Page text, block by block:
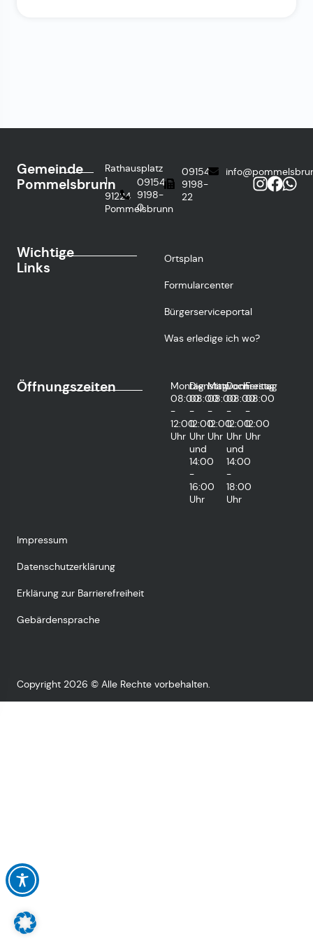
Gemeinde
Pommelsbrunn
Rathausplatz
1
91224
Pommelsbrunn
09154
9198-
0
09154
9198-
22
Wichtige
Links
Ortsplan
Formularcenter
Bürgerserviceportal
Was erledige ich wo?
Öffnungszeiten
Montag
08:00
-
12:00
Uhr
Dienstag
08:00
-
12:00
Uhr
und
14:00
-
16:00
Uhr
Mittwoch
08:00
-
12:00
Uhr
Donnerstag
08:00
-
12:00
Uhr
und
14:00
-
18:00
Uhr
Freitag
08:00
-
12:00
Uhr
Impressum
Datenschutzerklärung
Erklärung zur Barrierefreiheit
Gebärdensprache
Copyright 2026 © Alle Rechte vorbehalten.